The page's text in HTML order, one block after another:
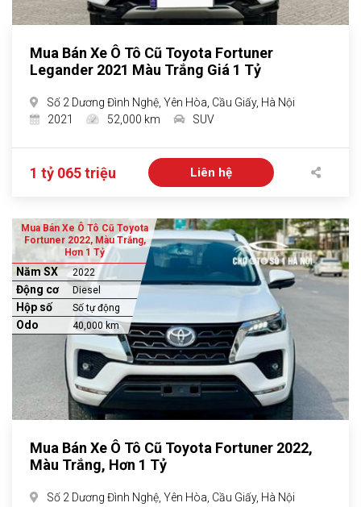
Mua Bán Xe Ô Tô Cũ Toyota Fortuner
Legander 2021 Màu Trắng Giá 1 Tỷ
Số 2 Dương Đình Nghệ, Yên Hòa, Cầu Giấy, Hà Nội
2021
52,000 km SUV
1 tỷ 065 triệu Liên hệ
Mua Bán Xe Ô Tô Cũ Toyota
Fortuner 2022, Màu Trắng,
Hơn 1 Tỷ
Năm SX 2022
Động cơ Diesel
Hộp số Số tự động
Odo 40,000 km
Mua Bán Xe Ô Tô Cũ Toyota Fortuner 2022,
Màu Trắng, Hơn 1 Tỷ
Số 2 Dương Đình Nghệ, Yên Hòa, Cầu Giấy, Hà Nội